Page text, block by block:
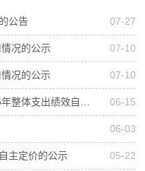
公告 07-27
况的公示 07-10
况的公示 07-10
支出绩效自评报告 06-15
06-03
主定价的公示 05-22